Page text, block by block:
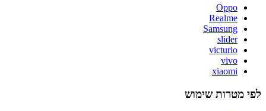
Oppo
Realme
Samsung
slider
victurio
vivo
xiaomi
לפי מטרות שימוש